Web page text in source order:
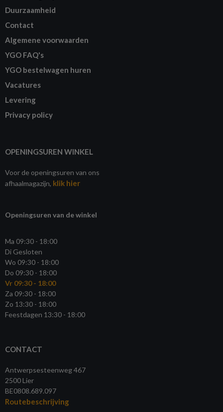
Duurzaamheid
Contact
Algemene voorwaarden
YGO FAQ's
YGO bestelwagen huren
Vacatures
Levering
Privacy policy
OPENINGSUREN WINKEL
Voor de openingsuren van ons
afhaalmagazijn, klik hier
Openingsuren van de winkel
Ma 09:30 - 18:00
Di Gesloten
Wo 09:30 - 18:00
Do 09:30 - 18:00
Vr 09:30 - 18:00
Za 09:30 - 18:00
Zo 13:30 - 18:00
Feestdagen 13:30 - 18:00
CONTACT
Antwerpsesteenweg 467
2500 Lier
BE0808.689.097
Routebeschrijving